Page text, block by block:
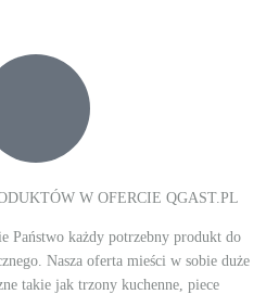
W OFERCIE QGAST.PL
Państwo każdy potrzebny produkt do
Nasza oferta mieści w sobie duże
takie jak trzony kuchenne, piece